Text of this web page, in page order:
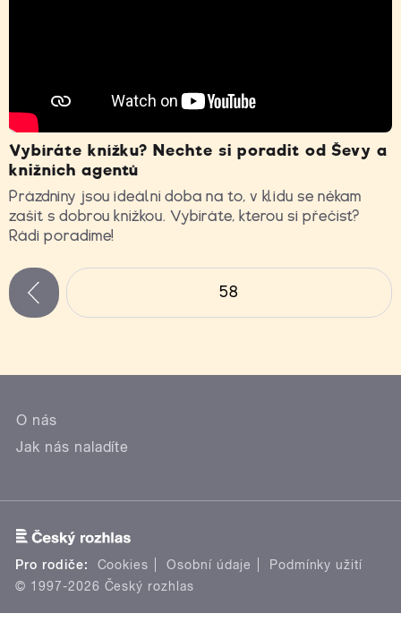
Vybíráte knížku? Nechte si poradit od Ševy a
knižních agentů
Prázdniny jsou ideální doba na to, v klidu se někam
zašít s dobrou knížkou. Vybíráte, kterou si přečíst?
Rádi poradíme!
58
O nás
Jak nás naladíte
Pro rodiče: Cookies Osobní údaje
Podmínky užití
© 1997-2026 Český rozhlas